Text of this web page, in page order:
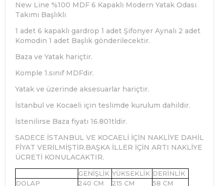
New Line %100 MDF 6 Kapaklı Modern Yatak Odası
Takımı Başlıklı
1 adet 6 kapaklı gardrop 1 adet Şifonyer Aynalı 2 adet
Komodin 1 adet Başlık gönderilecektir.
Baza ve Yatak hariçtir.
Komple 1.sınıf MDFdir.
Yatak ve üzerinde aksesuarlar hariçtir.
İstanbul ve Kocaeli için teslimde kurulum dahildir.
İstenilirse Baza fiyatı 16.801tldir.
SADECE İSTANBUL VE KOCAELİ İÇİN NAKLİYE DAHİL
FİYAT VERİLMİŞTİR.BAŞKA İLLER İÇİN ARTI NAKLİYE
ÜCRETİ KONULACAKTIR.
GENİŞLİK YÜKSEKLİK DERİNLİK
DOLAP
240 CM 215 CM
58 CM